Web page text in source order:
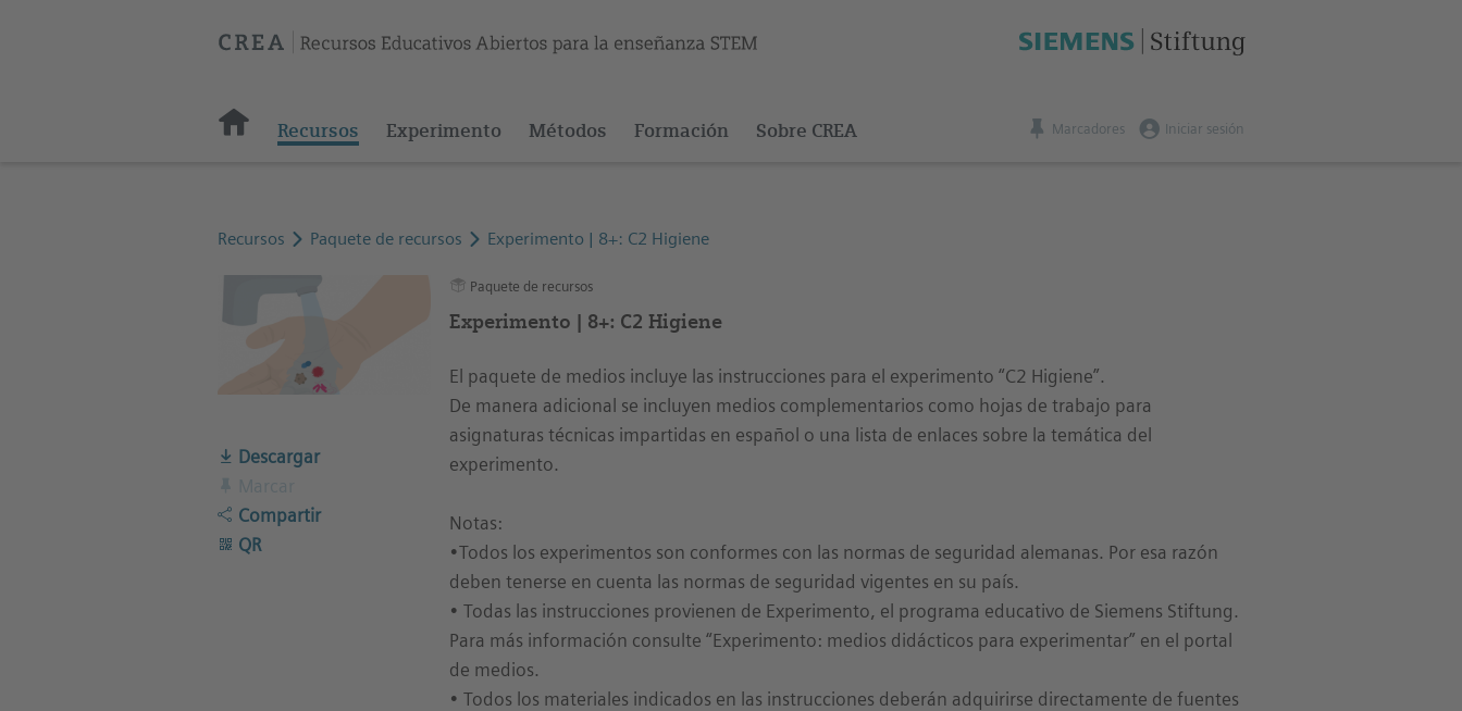
Recursos Experimento Métodos Formación Sobre CREA Marcadores Iniciar sesión
Recursos Paquete de recursos Experimento | 8+: C2 Higiene
Descargar
Compartir
QR
Paquete de recursos
Experimento | 8+: C2 Higiene
El paquete de medios incluye las instrucciones para el experimento “C2 Higiene”.
De manera adicional se incluyen medios complementarios como hojas de trabajo para
asignaturas técnicas impartidas en español o una lista de enlaces sobre la temática del
experimento.
Notas:
•Todos los experimentos son conformes con las normas de seguridad alemanas. Por esa razón
deben tenerse en cuenta las normas de seguridad vigentes en su país.
• Todas las instrucciones provienen de Experimento, el programa educativo de Siemens Stiftung.
Para más información consulte “Experimento: medios didácticos para experimentar” en el portal
de medios.
• Todos los materiales indicados en las instrucciones deberán adquirirse directamente de fuentes